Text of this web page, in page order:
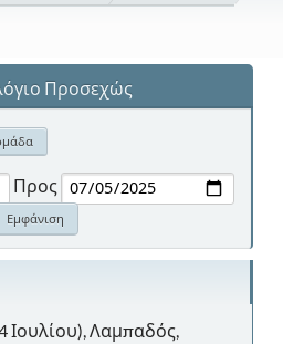
Προσεχώς
Προς
Ιουλίου), Λαμπαδός,